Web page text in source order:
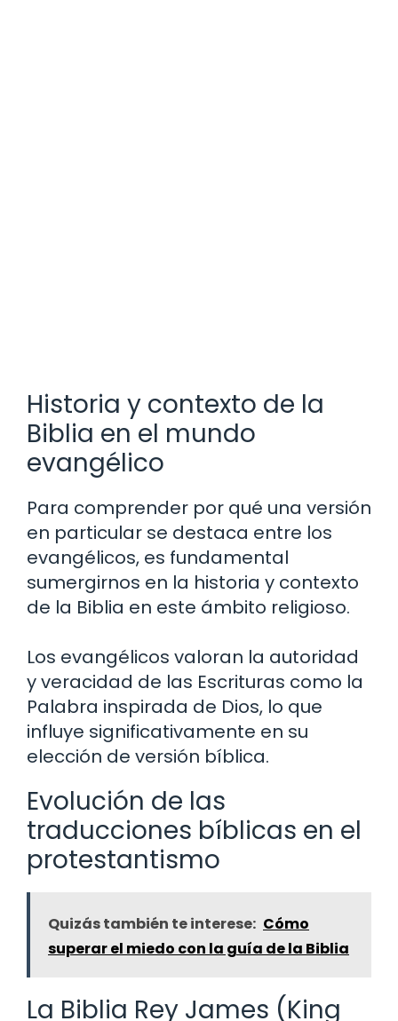
Historia y contexto de la
Biblia en el mundo
evangélico
Para comprender por qué una versión
en particular se destaca entre los
evangélicos, es fundamental
sumergirnos en la historia y contexto
de la Biblia en este ámbito religioso.
Los evangélicos valoran la autoridad
y veracidad de las Escrituras como la
Palabra inspirada de Dios, lo que
influye significativamente en su
elección de versión bíblica.
Evolución de las
traducciones bíblicas en el
protestantismo
Quizás también te interese: Cómo
superar el miedo con la guía de la Biblia
La Biblia Rey James (King